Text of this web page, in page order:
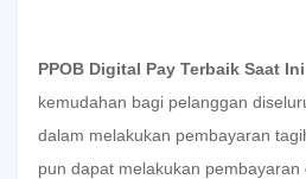
PPOB Digital Pay Terbaik Saat Ini
kemudahan bagi pelanggan
dalam melakukan pembayaran
pun dapat melakukan